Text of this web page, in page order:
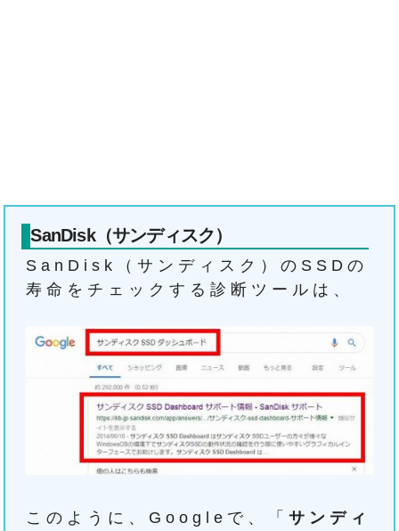
SanDisk（サンディスク）
SanDisk（サンディスク）のSSDの
寿命をチェックする診断ツールは、
このように、Googleで、「サンディ